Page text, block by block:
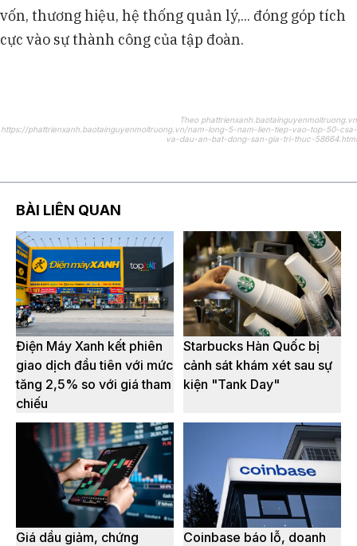
vốn, thương hiệu, hệ thống quản lý,... đóng góp tích
cực vào sự thành công của tập đoàn.
Theo phattrienxanh.baotainguyenmoitruong.vn
https://phattrienxanh.baotainguyenmoitruong.vn/nam-long-5-nam-lien-tiep-vao-top-50-csa-
va-dau-an-bat-dong-san-gia-tri-thuc-58664.html
BÀI LIÊN QUAN
Điện Máy Xanh kết phiên
giao dịch đầu tiên với mức
tăng 2,5% so với giá tham
chiếu
Starbucks Hàn Quốc bị
cảnh sát khám xét sau sự
kiện "Tank Day"
Giá dầu giảm, chứng
Coinbase báo lỗ, doanh